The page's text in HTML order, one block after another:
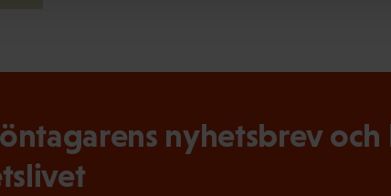
nyhetsbrev